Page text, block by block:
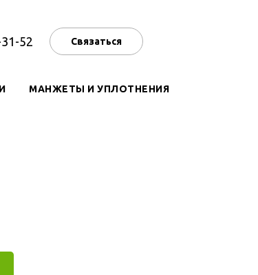
52 Связаться
МАНЖЕТЫ И УПЛОТНЕНИЯ